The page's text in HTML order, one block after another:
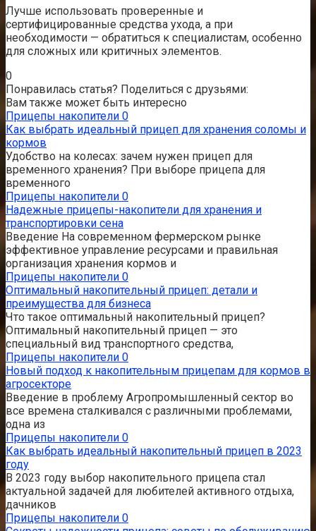
Лучше использовать проверенные и
сертифицированные средства ухода, а при
необходимости — обратиться к специалистам, особенно
для сложных или критичных элементов.
0
Понравилась статья? Поделиться с друзьями:
Вам также может быть интересно
Прицепы накопители 0
Как выбрать идеальный прицеп для хранения соломы и
кормов
Удобство на колесах: зачем нужен прицеп для
временного хранения? При выборе прицепа для
временного
Прицепы накопители 0
Надежные прицепы-накопители для хранения и
транспортировки сена
Введение На современном фермерском рынке
эффективное управление ресурсами и правильная
организация хранения кормов и
Прицепы накопители 0
Оптимальный накопительный прицеп: детали и
преимущества для бизнеса
Что такое оптимальный накопительный прицеп?
Оптимальный накопительный прицеп — это
специальный вид транспортного средства,
Прицепы накопители 0
Новый подход к накопительным прицепам для кормов в
агросекторе
Введение в проблему Агропромышленный сектор во
все времена сталкивался с различными проблемами,
одна из
Прицепы накопители 0
Как выбрать идеальный накопительный прицеп в 2023
году
В 2023 году выбор накопительного прицепа стал
актуальной задачей для любителей активного отдыха,
дачников
Прицепы накопители 0